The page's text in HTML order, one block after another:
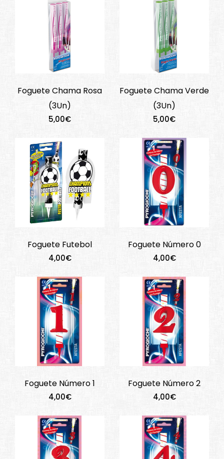
Foguete Chama Rosa
(3Un)
5,00€
Foguete Chama Verde
(3Un)
5,00€
Foguete Futebol
4,00€
Foguete Número 0
4,00€
Foguete Número 1
4,00€
Foguete Número 2
4,00€